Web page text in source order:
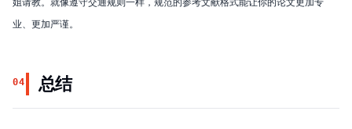
姐请教。就像遵守交通规则一样，规范的参考文献格式能让你的论文更加专
业、更加严谨。
04 总结